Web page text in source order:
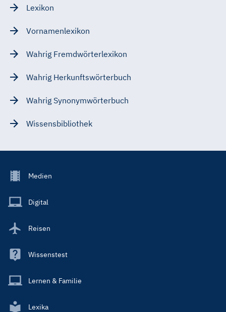
Lexikon
Vornamenlexikon
Wahrig Fremdwörterlexikon
Wahrig Herkunftswörterbuch
Wahrig Synonymwörterbuch
Wissensbibliothek
Footer
Main
Medien
Digital
Reisen
Wissenstest
Lernen & Familie
Lexika